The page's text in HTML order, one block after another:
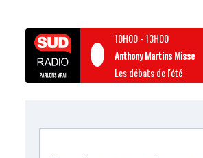
10H00-13H00
Anthony Martins Misse
Les débats de l'été